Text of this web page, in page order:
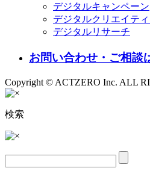
デジタルキャンペーン
デジタルクリエイテ
デジタルリサーチ
お問い合わせ・ご相談
Copyright © ACTZERO Inc. ALL
検索